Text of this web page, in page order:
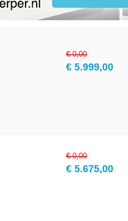
€ 0,00
€ 5.999,00
€ 0,00
€ 5.675,00